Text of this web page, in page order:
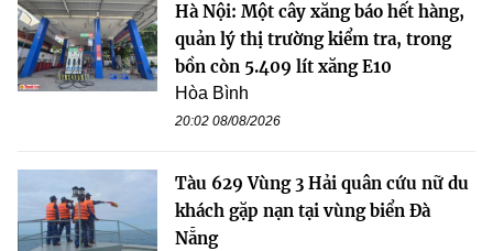
Hà Nội: Một cây xăng báo hết hàng,
quản lý thị trường kiểm tra, trong
bồn còn 5.409 lít xăng E10
Hòa Bình
20:02 08/08/2026
Tàu 629 Vùng 3 Hải quân cứu nữ du
khách gặp nạn tại vùng biển Đà
Nẵng